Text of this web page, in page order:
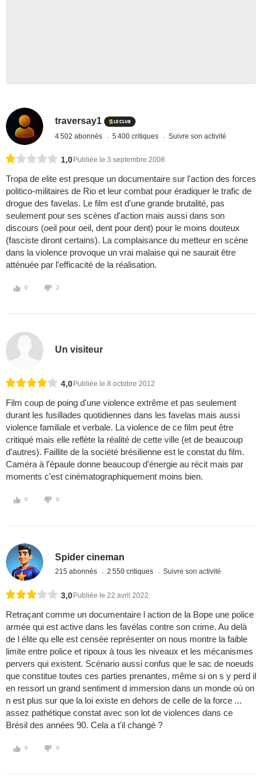
traversay1
4 502 abonnés 5 400 critiques Suivre son activité
1,0 Publiée le 3 septembre 2008
Tropa de elite est presque un documentaire sur l'action des forces
politico-militaires de Rio et leur combat pour éradiquer le trafic de
drogue des favelas. Le film est d'une grande brutalité, pas
seulement pour ses scènes d'action mais aussi dans son
discours (oeil pour oeil, dent pour dent) pour le moins douteux
(fasciste diront certains). La complaisance du metteur en scène
dans la violence provoque un vrai malaise qui ne saurait être
atténuée par l'efficacité de la réalisation.
0 2
Un visiteur
4,0 Publiée le 8 octobre 2012
Film coup de poing d'une violence extrême et pas seulement
durant les fusillades quotidiennes dans les favelas mais aussi
violence familiale et verbale. La violence de ce film peut être
critiqué mais elle reflète la réalité de cette ville (et de beaucoup
d'autres). Faillite de la société brésilienne est le constat du film.
Caméra à l'épaule donne beaucoup d'énergie au récit mais par
moments c'est cinématographiquement moins bien.
0 0
Spider cineman
215 abonnés 2 550 critiques Suivre son activité
3,0 Publiée le 22 avril 2022
Retraçant comme un documentaire l action de la Bope une police
armée qui est active dans les favélas contre son crime. Au delà
de l élite qu elle est censée représenter on nous montre la faible
limite entre police et ripoux à tous les niveaux et les mécanismes
pervers qui existent. Scénario aussi confus que le sac de noeuds
que constitue toutes ces parties prenantes, même si on s y perd il
en ressort un grand sentiment d immersion dans un monde où on
n est plus sur que la loi existe en dehors de celle de la force ...
assez pathétique constat avec son lot de violences dans ce
Brésil des années 90. Cela a t'il changé ?
0 0